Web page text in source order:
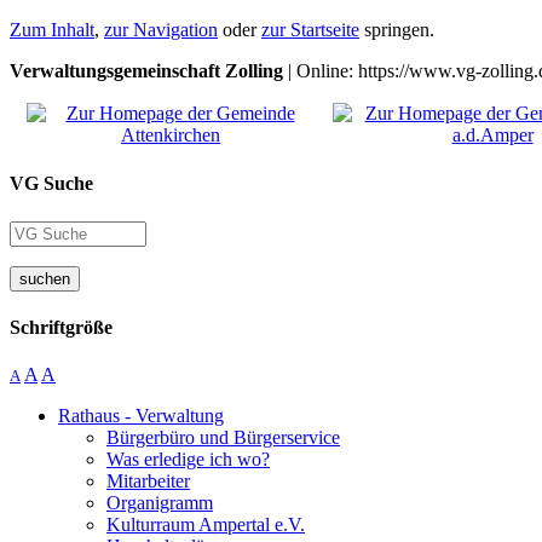
Zum Inhalt, zur Navigation oderzur Startseite springen.
Verwaltungsgemeinschaft Zolling | Online: https://www.vg-
VG Suche
suchen
Schriftgröße
A A A
Rathaus - Verwaltung
Bürgerbüro und Bürgerservice
Was erledige ich wo?
Mitarbeiter
Organigramm
Kulturraum Ampertal e.V.